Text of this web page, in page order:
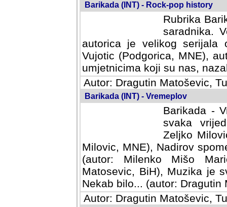
Barikada (INT) - Rock-pop history
Rubrika
saradnika.
autorica je velikog serijala
Vujotic (Podgorica, MNE),
umjetnicima koji su nas,
Autor: Dragutin Matoševic,
Barikada (INT) - Vremeplov
Barikada -
svaka
Milovic,
MNE), Nadirov spomenar
Milenko Mišo Maric, UK),
Muzika je svirala (autor:
(autor: Dragutin Matosevic,
Autor: Dragutin Matoševic,